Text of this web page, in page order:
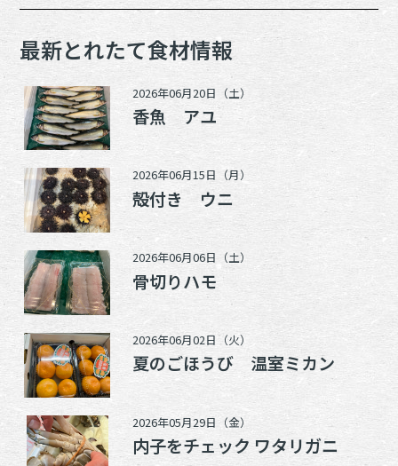
最新とれたて食材情報
2026年06月20日（土）
香魚 アユ
2026年06月15日（月）
殻付き ウニ
2026年06月06日（土）
骨切りハモ
2026年06月02日（火）
夏のごほうび 温室ミカン
2026年05月29日（金）
内子をチェック ワタリガニ